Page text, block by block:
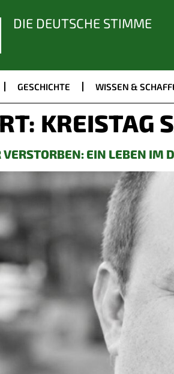
DIE DEUTSCHE STIMME
GESCHICHTE WISSEN &
KREISTAG
EIN LEBEN IM